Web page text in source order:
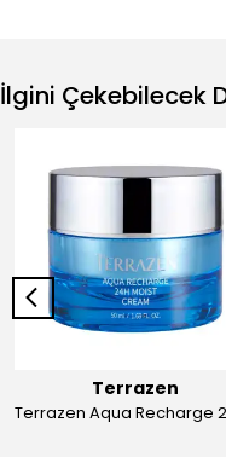
İlgini Çekebilecek
Terrazen